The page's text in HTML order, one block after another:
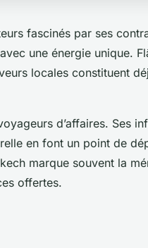
fascinés par ses
une énergie unique.
locales constituent
d’affaires. Ses
en font un point de
marque souvent la
offertes.